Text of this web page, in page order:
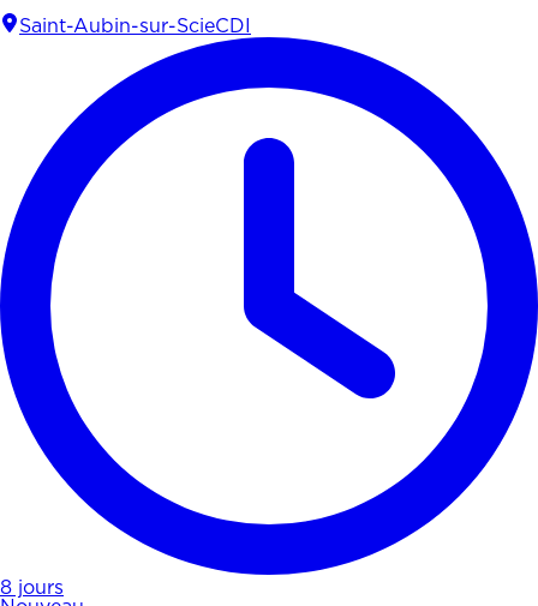
Saint-Aubin-sur-ScieCDI
8 jours